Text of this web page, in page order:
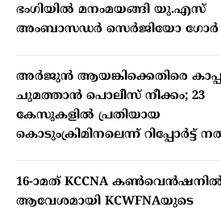
ഭംഗിയിൽ മനംമയങ്ങി യു.എസ്
അംബാസഡർ സെർജിയോ ഗോർ
അർജുൻ ആയങ്കിക്കെതിരെ
ചുമത്താൻ പൊലീസ് നീക്കം; 23
കേസുകളിൽ പ്രതിയായ
കൊടുംക്രിമിനലെന്ന് റിപ്പോർട്ട്
16-ാമത് KCCNA
ആവേശമായി KCWFNAയുടെ